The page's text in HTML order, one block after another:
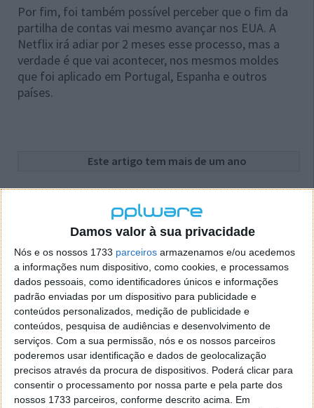
Damos valor à sua privacidade
Nós e os nossos 1733 parceiros armazenamos e/ou acedemos
a informações num dispositivo, como cookies, e processamos
dados pessoais, como identificadores únicos e informações
padrão enviadas por um dispositivo para publicidade e
conteúdos personalizados, medição de publicidade e
conteúdos, pesquisa de audiências e desenvolvimento de
serviços. Com a sua permissão, nós e os nossos parceiros
poderemos usar identificação e dados de geolocalização
precisos através da procura de dispositivos. Poderá clicar para
consentir o processamento por nossa parte e pela parte dos
nossos 1733 parceiros, conforme descrito acima. Em
Por fim, foi também possível perceber que o fim da
partilha de contas vai mesmo avançar nos EUA. A
Netflix irá adiar por 2 meses esse processo, mas a
verdade é que vai acontecer, nos mesmos moldes
que foi aplicado em Portugal, Espanha e outros
países.
Este artigo tem mais de um ano
Acompanhe o Pplware no Google Notícias
Proponha uma correção, faça uma sugestão
Autor:Pedro Simões
Tags: novidades plano
PRÓXIMO ARTIGO